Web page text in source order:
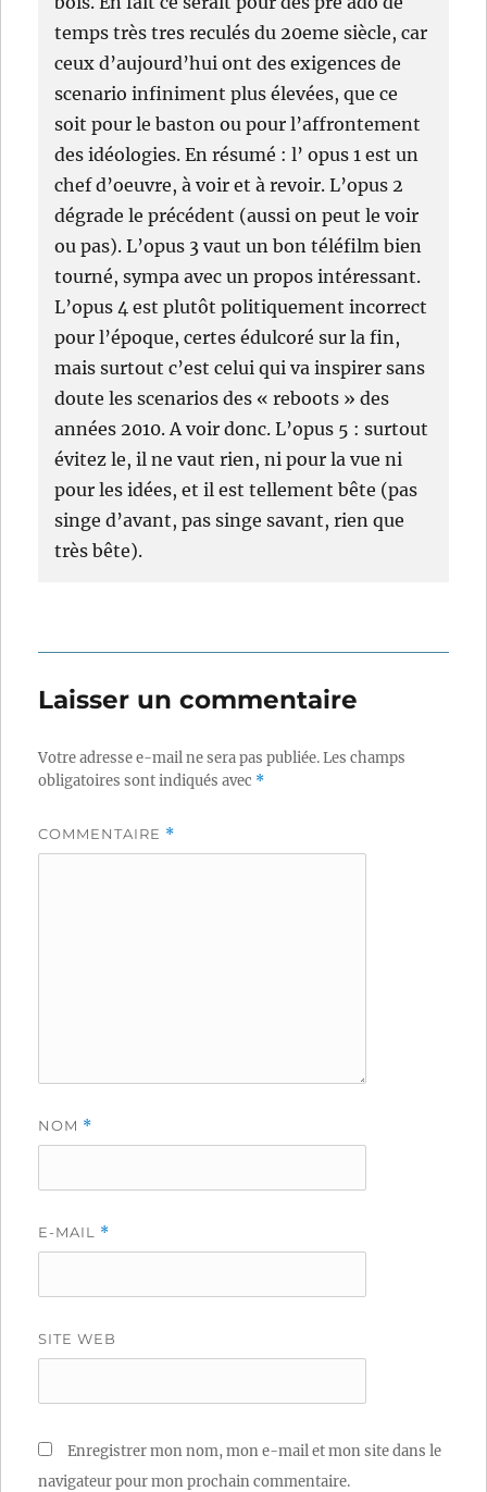
temps très tres reculés du 20eme siècle, car
ceux d’aujourd’hui ont des exigences de
scenario infiniment plus élevées, que ce
soit pour le baston ou pour l’affrontement
des idéologies. En résumé : l’ opus 1 est un
chef d’oeuvre, à voir et à revoir. L’opus 2
dégrade le précédent (aussi on peut le voir
ou pas). L’opus 3 vaut un bon téléfilm bien
tourné, sympa avec un propos intéressant.
L’opus 4 est plutôt politiquement incorrect
pour l’époque, certes édulcoré sur la fin,
mais surtout c’est celui qui va inspirer sans
doute les scenarios des « reboots » des
années 2010. A voir donc. L’opus 5 : surtout
évitez le, il ne vaut rien, ni pour la vue ni
pour les idées, et il est tellement bête (pas
singe d’avant, pas singe savant, rien que
très bête).
Laisser un commentaire
Votre adresse e-mail ne sera pas publiée.Les champs
obligatoires sont indiqués avec *
COMMENTAIRE *
NOM *
E-MAIL *
SITE WEB
Enregistrer mon nom, mon e-mail et mon site dans le
navigateur pour mon prochain commentaire.